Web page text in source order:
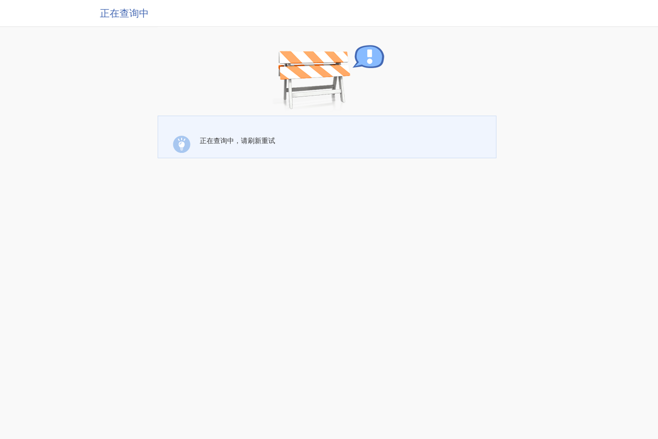
正在查询中
正在查询中，请刷新重试